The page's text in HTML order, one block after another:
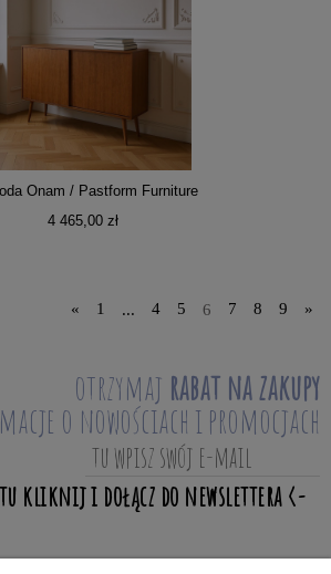
Onam / Pastform Furniture
4 465,00 zł
« 1 ... 4 5 6 7 8 9 »
otrzymaj rabat na zakupy
o nowościach i promocjach